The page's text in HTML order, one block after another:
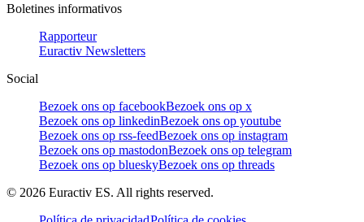
Boletines informativos
Rapporteur
Euractiv Newsletters
Social
Bezoek ons op facebookBezoek ons op x
Bezoek ons op linkedinBezoek ons op youtube
Bezoek ons op rss-feedBezoek ons op instagram
Bezoek ons op mastodonBezoek ons op telegram
Bezoek ons op blueskyBezoek ons op threads
© 2026 Euractiv ES. All rights reserved.